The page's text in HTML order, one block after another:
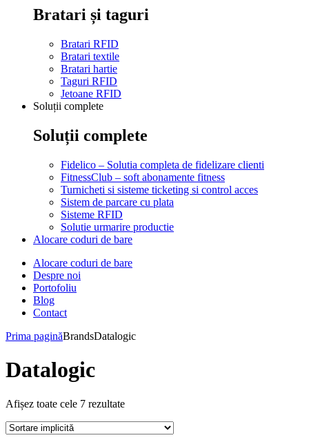
Bratari și taguri
Bratari RFID
Bratari textile
Bratari hartie
Taguri RFID
Jetoane RFID
Soluții complete
Soluții complete
Fidelico – Solutia completa de fidelizare clienti
FitnessClub – soft abonamente fitness
Turnicheti si sisteme ticketing si control acces
Sistem de parcare cu plata
Sisteme RFID
Solutie urmarire productie
Alocare coduri de bare
Alocare coduri de bare
Despre noi
Portofoliu
Blog
Contact
Prima paginăBrandsDatalogic
Datalogic
Afișez toate cele 7 rezultate